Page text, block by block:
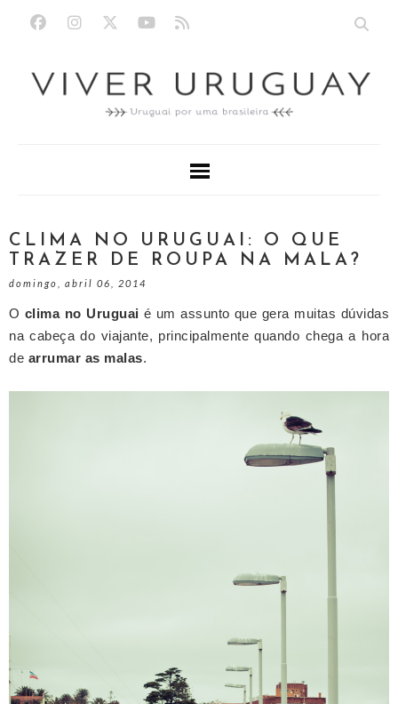
CLIMA NO URUGUAI: O QUE
TRAZER DE ROUPA NA MALA?
domingo, abril 06, 2014
O clima no Uruguai é um assunto que gera muitas dúvidas
na cabeça do viajante, principalmente quando chega a hora
de arrumar as malas.